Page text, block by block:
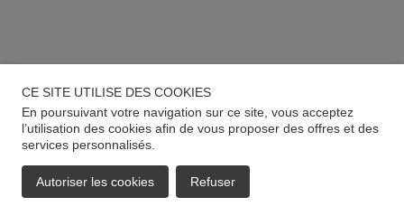
CE SITE UTILISE DES COOKIES
En poursuivant votre navigation sur ce site, vous acceptez
l’utilisation des cookies afin de vous proposer des offres et des
services personnalisés.
Autoriser les cookies Refuser